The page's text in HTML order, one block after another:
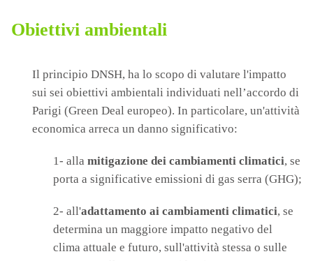
Obiettivi ambientali
Il principio DNSH, ha lo scopo di valutare l'impatto
sui sei obiettivi ambientali individuati nell’accordo di
Parigi (Green Deal europeo). In particolare, un'attività
economica arreca un danno significativo:
1- alla mitigazione dei cambiamenti climatici, se
porta a significative emissioni di gas serra (GHG);
2- all'adattamento ai cambiamenti climatici, se
determina un maggiore impatto negativo del
clima attuale e futuro, sull'attività stessa o sulle